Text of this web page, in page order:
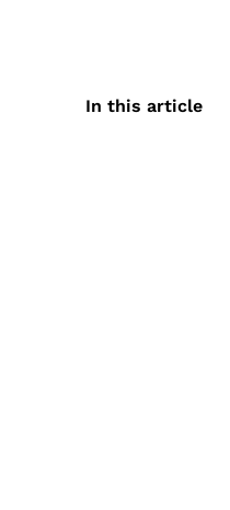
In this article